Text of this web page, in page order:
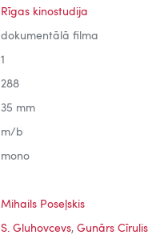
Rīgas kinostudija
dokumentālā filma
1
288
35 mm
m/b
mono
Mihails Poseļskis
S. Gluhovcevs, Gunārs Cīrulis